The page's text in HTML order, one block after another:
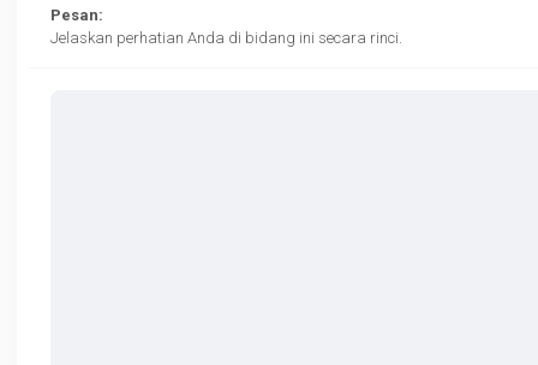
Pesan:
Jelaskan perhatian Anda di bidang ini secara rinci.